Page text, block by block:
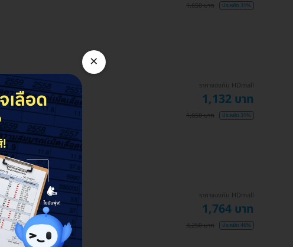
1,650 บาท ประหยัด 31%
ราคาจองกับ HDmall
1,132 บาท
1,650 บาท ประหยัด 31%
ราคาจองกับ HDmall
1,764 บาท
3,250 บาท ประหยัด 46%
×